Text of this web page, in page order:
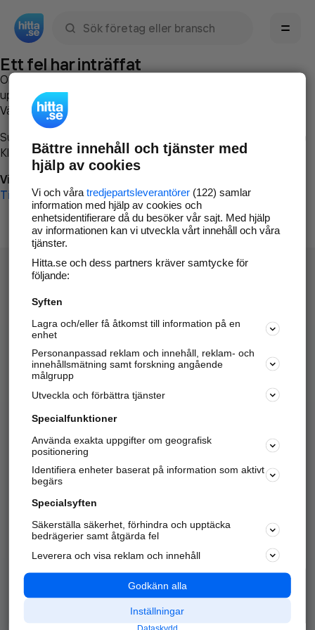
Ett fel har inträffat
Om du vill kan du
uppstod så att vi lättare och snabbare kan avhjälpa det.
Vänligen försök med följande:
Surfa till
Klicka påTillbaka-knappen i webbläsaren och försök igen
Vi beklagar besväret!
Till startsidan
Hitta.se - Gratis nummerupplysning.
Sök företag, personer och platser.
Hitta telefonnummer, adresser, företagsinfo mm.
Marknadsför företaget
Kom igång och annonsera mot
samarbetspartners nära dig.
Alla kategorier
Populära sökningar
API & Kartor
Annonsera
Integritet
Nödnummer
Bättre innehåll och tjänster med
hjälp av cookies
Vi och våra tredjepartsleverantörer(122) samlar
information med hjälp av cookies och
enhetsidentifierare då du besöker vår sajt. Med hjälp
av informationen kan vi utveckla vårt innehåll och våra
tjänster.
Hitta.se och dess partners kräver samtycke för
följande:
Syften
Lagra och/eller få åtkomst till information på en
enhet
Personanpassad reklam och innehåll, reklam- och
innehållsmätning samt forskning angående
målgrupp
Utveckla och förbättra tjänster
Specialfunktioner
Använda exakta uppgifter om geografisk
positionering
Identifiera enheter baserat på information som aktivt
begärs
Specialsyften
Säkerställa säkerhet, förhindra och upptäcka
bedrägerier samt åtgärda fel
Leverera och visa reklam och innehåll
Godkänn alla
Inställningar
Dataskydd